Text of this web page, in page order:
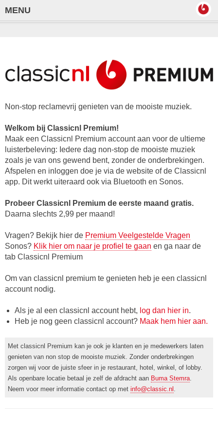
MENU
Non-stop reclamevrij genieten van de mooiste muziek.
Welkom bij Classicnl Premium!
Maak een Classicnl Premium account aan voor de ultieme
luisterbeleving: Iedere dag non-stop de mooiste muziek
zoals je van ons gewend bent, zonder de onderbrekingen.
Afspelen en inloggen doe je via de website of de Classicnl
app. Dit werkt uiteraard ook via Bluetooth en Sonos.
Probeer Classicnl Premium de eerste maand gratis.
Daarna slechts 2,99 per maand!
Vragen? Bekijk hier de Premium Veelgestelde Vragen
Sonos? Klik hier om naar je profiel te gaan en ga naar de
tab Classicnl Premium
Om van classicnl premium te genieten heb je een classicnl
account nodig.
Als je al een classicnl account hebt, log dan hier in.
Heb je nog geen classicnl account? Maak hem hier aan.
Met classicnl Premium kan je ook je klanten en je medewerkers laten
genieten van non stop de mooiste muziek. Zonder onderbrekingen
zorgen wij voor de juiste sfeer in je restaurant, hotel, winkel, of lobby.
Als openbare locatie betaal je zelf de afdracht aan Buma Stemra
Neem voor meer informatie contact op metinfo@classic.nl